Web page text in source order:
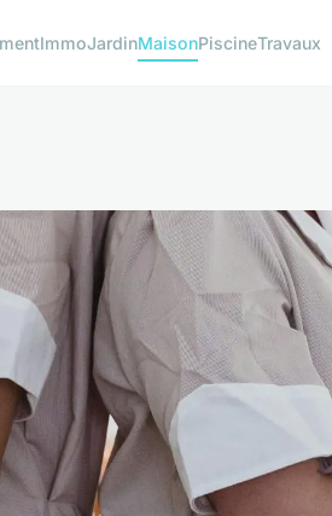
ImmoJardinMaisonPiscineTravaux